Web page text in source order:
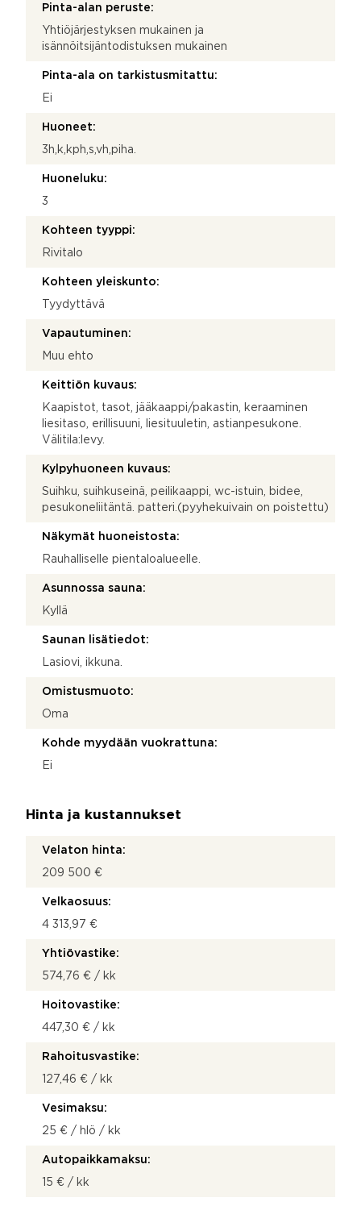
Pinta-alan peruste:
Yhtiöjärjestyksen mukainen ja
isännöitsijäntodistuksen mukainen
Pinta-ala on tarkistusmitattu:
Ei
Huoneet:
3h,k,kph,s,vh,piha.
Huoneluku:
3
Kohteen tyyppi:
Rivitalo
Kohteen yleiskunto:
Tyydyttävä
Vapautuminen:
Muu ehto
Keittiön kuvaus:
Kaapistot, tasot, jääkaappi/pakastin, keraaminen
liesitaso, erillisuuni, liesituuletin, astianpesukone.
Välitila:levy.
Kylpyhuoneen kuvaus:
Suihku, suihkuseinä, peilikaappi, wc-istuin, bidee,
pesukoneliitäntä. patteri.(pyyhekuivain on poistettu)
Näkymät huoneistosta:
Rauhalliselle pientaloalueelle.
Asunnossa sauna:
Kyllä
Saunan lisätiedot:
Lasiovi, ikkuna.
Omistusmuoto:
Oma
Kohde myydään vuokrattuna:
Ei
Hinta ja kustannukset
Velaton hinta:
209 500 €
Velkaosuus:
4 313,97 €
Yhtiövastike:
574,76 € / kk
Hoitovastike:
447,30 € / kk
Rahoitusvastike:
127,46 € / kk
Vesimaksu:
25 € / hlö / kk
Autopaikkamaksu:
15 € / kk